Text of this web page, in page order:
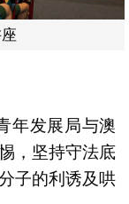
年发展局与澳
，坚持守法底
子的利诱及哄